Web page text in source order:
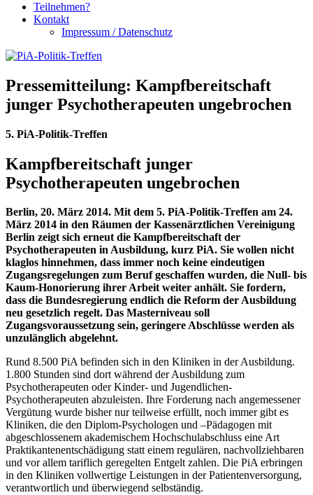
Teilnehmen?
Kontakt
Impressum / Datenschutz
Pressemitteilung: Kampfbereitschaft
junger Psychotherapeuten ungebrochen
5. PiA-Politik-Treffen
Kampfbereitschaft junger
Psychotherapeuten ungebrochen
Berlin, 20. März 2014. Mit dem 5. PiA-Politik-Treffen am 24.
März 2014 in den Räumen der Kassenärztlichen Vereinigung
Berlin zeigt sich erneut die Kampfbereitschaft der
Psychotherapeuten in Ausbildung, kurz PiA. Sie wollen nicht
klaglos hinnehmen, dass immer noch keine eindeutigen
Zugangsregelungen zum Beruf geschaffen wurden, die Null- bis
Kaum-Honorierung ihrer Arbeit weiter anhält. Sie fordern,
dass die Bundesregierung endlich die Reform der Ausbildung
neu gesetzlich regelt. Das Masterniveau soll
Zugangsvoraussetzung sein, geringere Abschlüsse werden als
unzulänglich abgelehnt.
Rund 8.500 PiA befinden sich in den Kliniken in der Ausbildung.
1.800 Stunden sind dort während der Ausbildung zum
Psychotherapeuten oder Kinder- und Jugendlichen-
Psychotherapeuten abzuleisten. Ihre Forderung nach angemessener
Vergütung wurde bisher nur teilweise erfüllt, noch immer gibt es
Kliniken, die den Diplom-Psychologen und –Pädagogen mit
abgeschlossenem akademischem Hochschulabschluss eine Art
Praktikantenentschädigung statt einem regulären, nachvollziehbaren
und vor allem tariflich geregelten Entgelt zahlen. Die PiA erbringen
in den Kliniken vollwertige Leistungen in der Patientenversorgung,
verantwortlich und überwiegend selbständig.